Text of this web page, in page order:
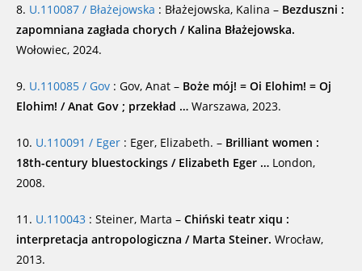
8. U.110087 / Błażejowska : Błażejowska, Kalina – Bezduszni :
zapomniana zagłada chorych / Kalina Błażejowska.
Wołowiec, 2024.
9. U.110085 / Gov : Gov, Anat – Boże mój! = Oi Elohim! = Oj
Elohim! / Anat Gov ; przekład … Warszawa, 2023.
10. U.110091 / Eger : Eger, Elizabeth. – Brilliant women :
18th-century bluestockings / Elizabeth Eger … London,
2008.
11. U.110043 : Steiner, Marta – Chiński teatr xiqu :
interpretacja antropologiczna / Marta Steiner. Wrocław,
2013.